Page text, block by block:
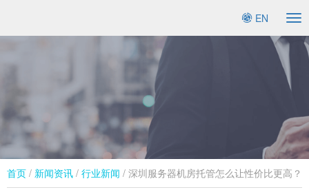
EN
首页 / 新闻资讯 / 行业新闻​ / 深圳服务器机房托管怎么让性价比更高？